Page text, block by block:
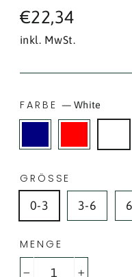
Normaler
Preis
€22,34
inkl. MwSt.
FARBE—White
GRÖSSE
0-3 3-6
MENGE